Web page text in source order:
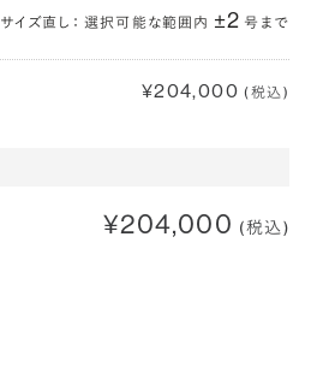
サイズ直し： 選択可能な範囲内 ±2 号まで
¥204,000 (税込)
¥204,000 (税込)